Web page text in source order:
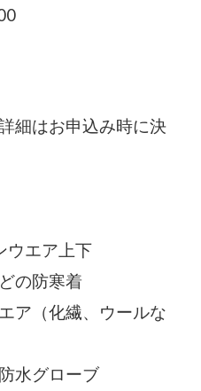
詳細はお申込み時に決
ウエア上下
の防寒着
ア（化繊、ウールな
水グローブ